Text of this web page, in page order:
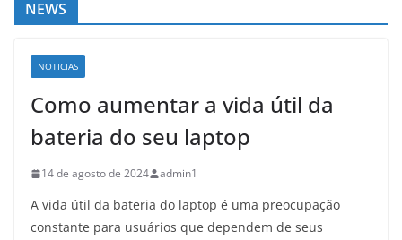
NEWS
NOTICIAS
Como aumentar a vida útil da
bateria do seu laptop
14 de agosto de 2024 admin1
A vida útil da bateria do laptop é uma preocupação
constante para usuários que dependem de seus